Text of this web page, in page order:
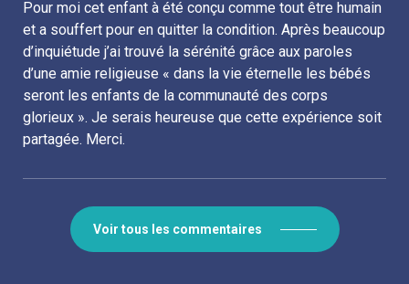
Pour moi cet enfant à été conçu comme tout être humain
et a souffert pour en quitter la condition. Après beaucoup
d’inquiétude j’ai trouvé la sérénité grâce aux paroles
d’une amie religieuse « dans la vie éternelle les bébés
seront les enfants de la communauté des corps
glorieux ». Je serais heureuse que cette expérience soit
partagée. Merci.
Voir tous les commentaires